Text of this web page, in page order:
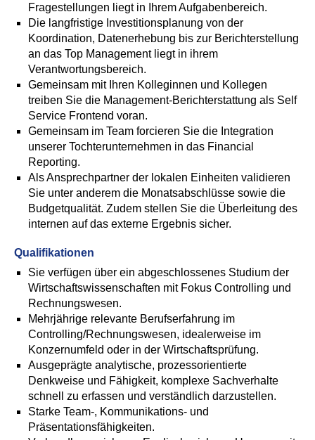
Fragestellungen liegt in Ihrem Aufgabenbereich.
Die langfristige Investitionsplanung von der
Koordination, Datenerhebung bis zur Berichterstellung
an das Top Management liegt in ihrem
Verantwortungsbereich.
Gemeinsam mit Ihren Kolleginnen und Kollegen
treiben Sie die Management-Berichterstattung als Self
Service Frontend voran.
Gemeinsam im Team forcieren Sie die Integration
unserer Tochterunternehmen in das Financial
Reporting.
Als Ansprechpartner der lokalen Einheiten validieren
Sie unter anderem die Monatsabschlüsse sowie die
Budgetqualität. Zudem stellen Sie die Überleitung des
internen auf das externe Ergebnis sicher.
Qualifikationen
Sie verfügen über ein abgeschlossenes Studium der
Wirtschaftswissenschaften mit Fokus Controlling und
Rechnungswesen.
Mehrjährige relevante Berufserfahrung im
Controlling/Rechnungswesen, idealerweise im
Konzernumfeld oder in der Wirtschaftsprüfung.
Ausgeprägte analytische, prozessorientierte
Denkweise und Fähigkeit, komplexe Sachverhalte
schnell zu erfassen und verständlich darzustellen.
Starke Team-, Kommunikations- und
Präsentationsfähigkeiten.